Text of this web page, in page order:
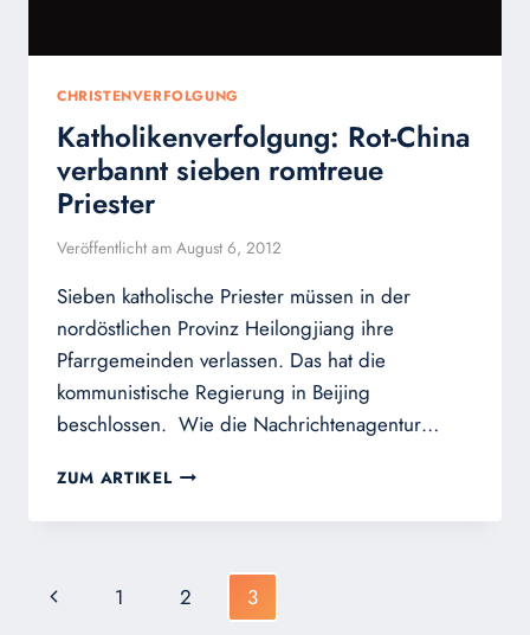
CHRISTENVERFOLGUNG
Katholikenverfolgung: Rot-China
verbannt sieben romtreue
Priester
Veröffentlicht am August 6, 2012
Sieben katholische Priester müssen in der
nordöstlichen Provinz Heilongjiang ihre
Pfarrgemeinden verlassen. Das hat die
kommunistische Regierung in Beijing
beschlossen. Wie die Nachrichtenagentur…
ZUM ARTIKEL KATHOLIKENVERFOLGUNG:
CHINA
SIEBEN
ROMTREUE
PRIESTER
Seitennavigation
Vorherige
1 2 3